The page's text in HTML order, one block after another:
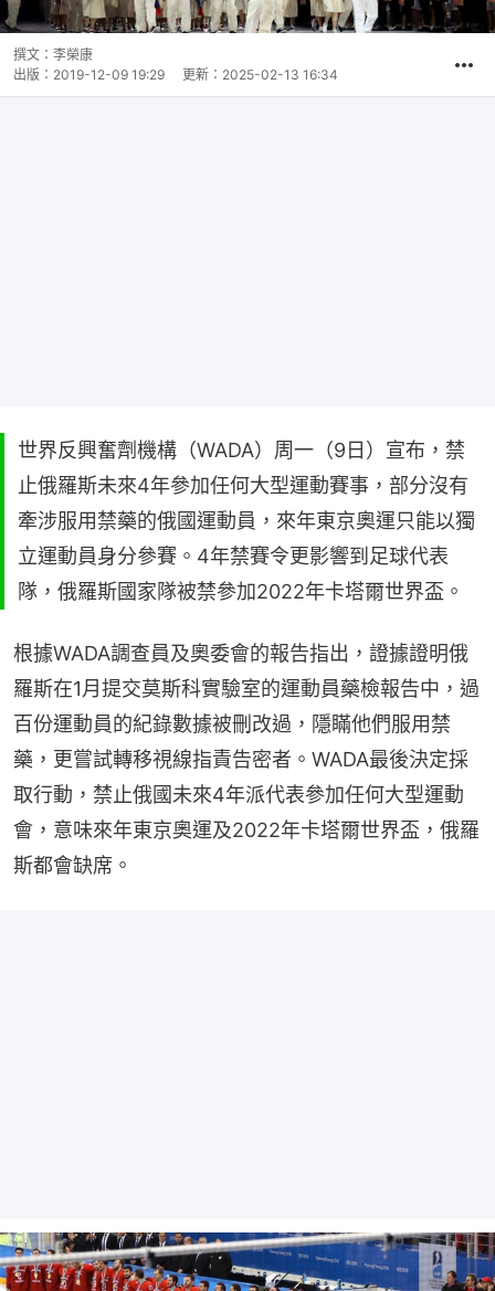
撰文： 李榮康
出版： 2019-12-09 19:29 更新： 2025-02-13 16:34
世界反興奮劑機構（WADA）周一（9日）宣布，禁
止俄羅斯未來4年參加任何大型運動賽事，部分沒有
牽涉服用禁藥的俄國運動員，來年東京奧運只能以獨
立運動員身分參賽。4年禁賽令更影響到足球代表
隊，俄羅斯國家隊被禁參加2022年卡塔爾世界盃。
根據WADA調查員及奧委會的報告指出，證據證明俄
羅斯在1月提交莫斯科實驗室的運動員藥檢報告中，過
百份運動員的紀錄數據被刪改過，隱瞞他們服用禁
藥，更嘗試轉移視線指責告密者。WADA最後決定採
取行動，禁止俄國未來4年派代表參加任何大型運動
會，意味來年東京奧運及2022年卡塔爾世界盃，俄羅
斯都會缺席。